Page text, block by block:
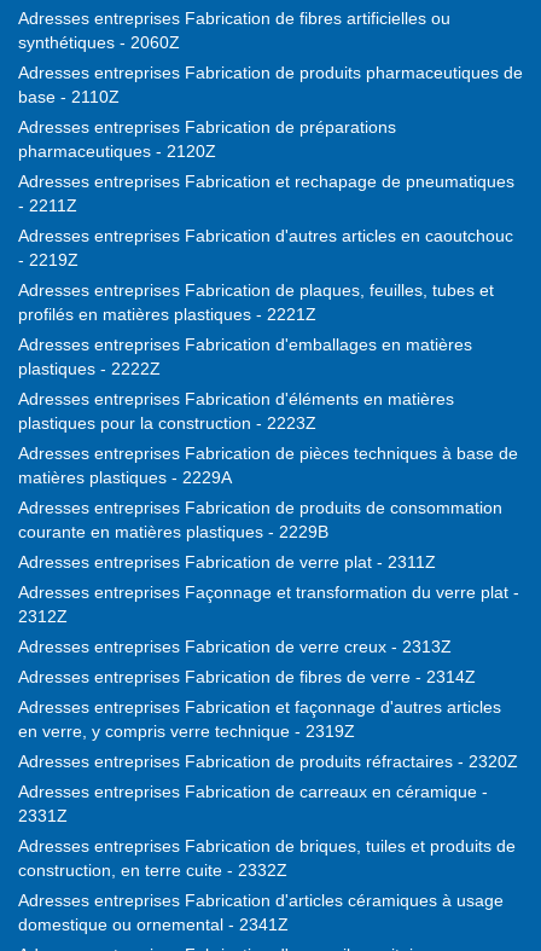
Adresses entreprises Fabrication de fibres artificielles ou
synthétiques - 2060Z
Adresses entreprises Fabrication de produits pharmaceutiques de
base - 2110Z
Adresses entreprises Fabrication de préparations
pharmaceutiques - 2120Z
Adresses entreprises Fabrication et rechapage de pneumatiques
- 2211Z
Adresses entreprises Fabrication d'autres articles en caoutchouc
- 2219Z
Adresses entreprises Fabrication de plaques, feuilles, tubes et
profilés en matières plastiques - 2221Z
Adresses entreprises Fabrication d'emballages en matières
plastiques - 2222Z
Adresses entreprises Fabrication d'éléments en matières
plastiques pour la construction - 2223Z
Adresses entreprises Fabrication de pièces techniques à base de
matières plastiques - 2229A
Adresses entreprises Fabrication de produits de consommation
courante en matières plastiques - 2229B
Adresses entreprises Fabrication de verre plat - 2311Z
Adresses entreprises Façonnage et transformation du verre plat -
2312Z
Adresses entreprises Fabrication de verre creux - 2313Z
Adresses entreprises Fabrication de fibres de verre - 2314Z
Adresses entreprises Fabrication et façonnage d'autres articles
en verre, y compris verre technique - 2319Z
Adresses entreprises Fabrication de produits réfractaires - 2320Z
Adresses entreprises Fabrication de carreaux en céramique -
2331Z
Adresses entreprises Fabrication de briques, tuiles et produits de
construction, en terre cuite - 2332Z
Adresses entreprises Fabrication d'articles céramiques à usage
domestique ou ornemental - 2341Z